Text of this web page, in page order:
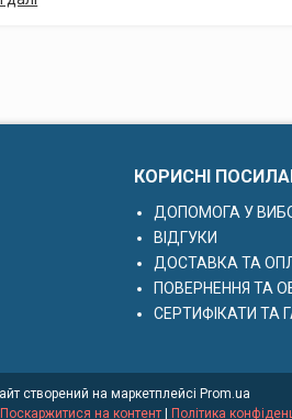
КОРИСНІ
ДОПОМОГА У
ВІДГУКИ
ДОСТАВКА ТА
ПОВЕРНЕННЯ ТА
СЕРТИФІКАТИ ТА
створений на маркетплейсі Prom.ua
Поскаржитися на контент Політика